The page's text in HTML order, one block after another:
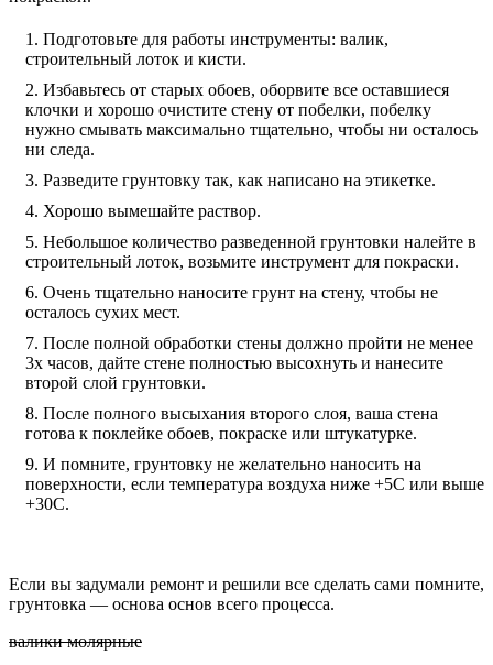
Подготовьте для работы инструменты: валик,
строительный лоток и кисти.
Избавьтесь от старых обоев, оборвите все оставшиеся
клочки и хорошо очистите стену от побелки, побелку
нужно смывать максимально тщательно, чтобы ни осталось
ни следа.
Разведите грунтовку так, как написано на этикетке.
Хорошо вымешайте раствор.
Небольшое количество разведенной грунтовки налейте в
строительный лоток, возьмите инструмент для покраски.
Очень тщательно наносите грунт на стену, чтобы не
осталось сухих мест.
После полной обработки стены должно пройти не менее
3х часов, дайте стене полностью высохнуть и нанесите
второй слой грунтовки.
После полного высыхания второго слоя, ваша стена
готова к поклейке обоев, покраске или штукатурке.
И помните, грунтовку не желательно наносить на
поверхности, если температура воздуха ниже +5С или выше
+30С.
Если вы задумали ремонт и решили все сделать сами помните,
грунтовка — основа основ всего процесса.
валики молярные